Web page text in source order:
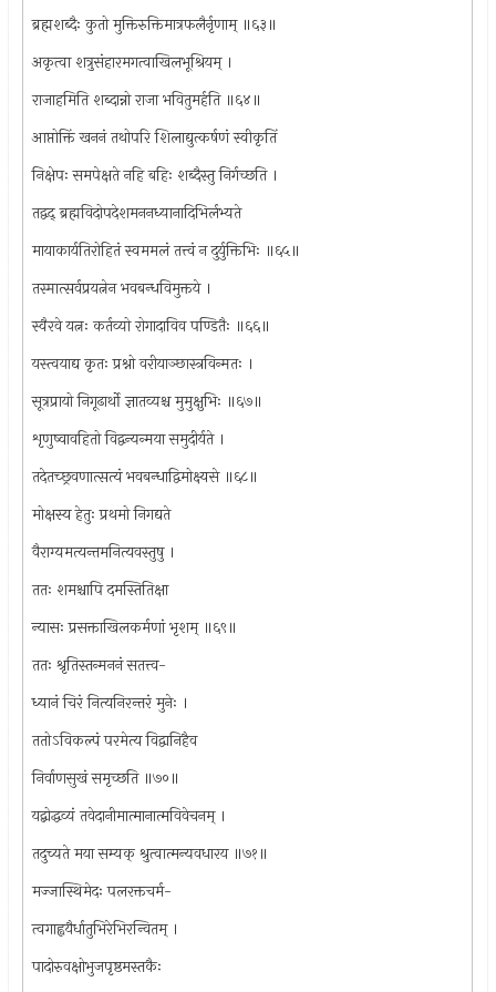
ब्रह्मशब्दैः कुतो मुक्तिरुक्तिमात्रफलैर्नृणाम् ॥६३॥
अकृत्वा शत्रुसंहारमगत्वाखिलभूश्रियम् ।
राजाहमिति शब्दान्नो राजा भवितुमर्हति ॥६४॥
आप्तोक्तिं खननं तथोपरि शिलाद्युत्कर्षणं स्वीकृतिं
निक्षेपः समपेक्षते नहि बहिः शब्दैस्तु निर्गच्छति ।
तद्वद्‍ ब्रह्मविदोपदेशमननध्यानादिभिर्लभ्यते
मायाकार्यतिरोहितं स्वममलं तत्त्वं न दुर्युक्तिभिः ॥६५॥
तस्मात्सर्वप्रयत्नेन भवबन्धविमुक्तये ।
स्वैरवे यत्नः कर्तव्यो रोगादाविव पण्डितैः ॥६६॥
यस्त्वयाद्य कृतः प्रश्नो वरीयाञ्छास्त्रविन्मतः ।
सूत्रप्रायो निगूढार्थो ज्ञातव्यश्च मुमुक्षुभिः ॥६७॥
शृणुष्वावहितो विद्वन्यन्मया समुदीर्यते ।
तदेतच्छ्रवणात्सत्यं भवबन्धाद्विमोक्ष्यसे ॥६८॥
मोक्षस्य हेतुः प्रथमो निगद्यते
वैराग्यमत्यन्तमनित्यवस्तुषु ।
ततः शमश्चापि दमस्तितिक्षा
न्यासः प्रसक्ताखिलकर्मणां भृशम् ॥६९॥
ततः श्रृतिस्तन्मननं सतत्त्व-
ध्यानं चिरं नित्यनिरन्तरं मुनेः ।
ततोऽविकल्पं परमेत्य विद्वानिहैव
निर्वाणसुखं समृच्छति ॥७०॥
यद्बोद्धव्यं तवेदानीमात्मानात्मविवेचनम् ।
तदुच्यते मया सम्यक् श्रुत्वात्मन्यवधारय ॥७१॥
मज्जास्थिमेदः पलरक्तचर्म-
त्वगाह्वयैर्धातुभिरेभिरन्वितम् ।
पादोरुवक्षोभुजपृष्ठमस्तकैः